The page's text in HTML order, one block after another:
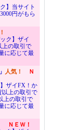
】当サイト
円がもら
ク】ザイ
上の取引で
に応じて最
人気！
Ｎ
ザイFX！か
以上の取引で
上の取引で
に応じて最
ＮＥＷ！